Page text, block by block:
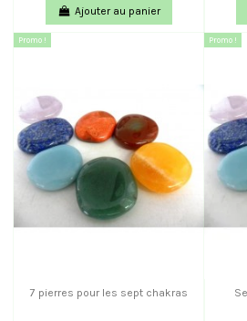
Ajouter au panier
Promo !
7 pierres pour les sept chakras
Promo !